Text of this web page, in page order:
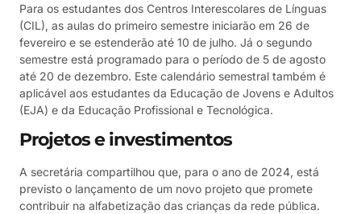
Para os estudantes dos Centros Interescolares de Línguas
(CIL), as aulas do primeiro semestre iniciarão em 26 de
fevereiro e se estenderão até 10 de julho. Já o segundo
semestre está programado para o período de 5 de agosto
até 20 de dezembro. Este calendário semestral também é
aplicável aos estudantes da Educação de Jovens e Adultos
(EJA) e da Educação Profissional e Tecnológica.
Projetos e investimentos
A secretária compartilhou que, para o ano de 2024, está
previsto o lançamento de um novo projeto que promete
contribuir na alfabetização das crianças da rede pública.